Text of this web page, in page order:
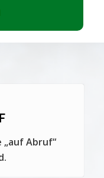
„auf Abruf“